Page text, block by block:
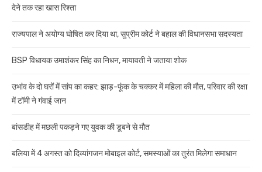
देने तक रहा खास रिश्ता
राज्यपाल ने अयोग्य घोषित कर दिया था, सुप्रीम कोर्ट ने बहाल की विधानसभा सदस्यता
BSP विधायक उमाशंकर सिंह का निधन, मायावती ने जताया शोक
उभांव के दो घरों में सांप का कहर: झाड़-फूंक के चक्कर में महिला की मौत, परिवार की रक्षा
में टॉमी ने गंवाई जान
बांसडीह में मछली पकड़ने गए युवक की डूबने से मौत
बलिया में 4 अगस्त को दिव्यांगजन मोबाइल कोर्ट, समस्याओं का तुरंत मिलेगा समाधान